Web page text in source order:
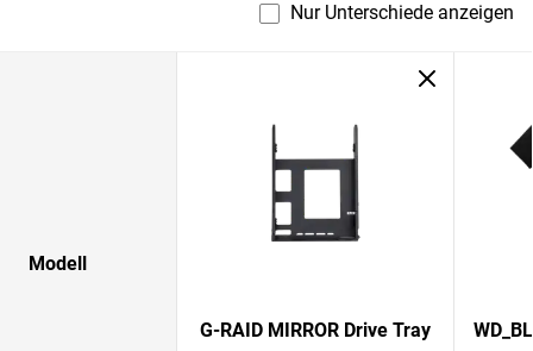
Nur Unterschiede anzeigen
Modell
G-RAID MIRROR Drive Tray